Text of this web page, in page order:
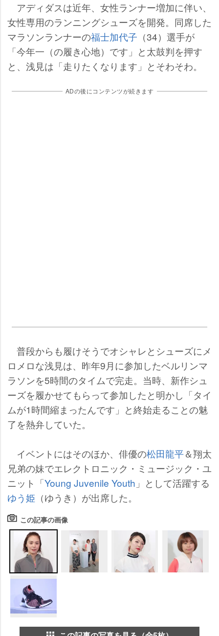
アディダスは近年、女性ランナー増加に伴い、
女性専用のランニングシューズを開発。同席した
マラソンランナーの福士加代子 （34）選手が
「今年一（の履き心地）です」と太鼓判を押す
と、浅見は「走りたくなります」とそわそわ。
ADの後にコンテンツが続きます
普段からも履けそうでオシャレとシューズにメ
ロメロな浅見は、昨年9月に参加したベルリンマ
ラソンを5時間のタイムで完走。当時、新作シュ
ーズを履かせてもらって参加したと明かし「タイ
ムが1時間縮まったんです」と終始走ることの魅
了を熱弁していた。
イベントにはそのほか、俳優の松田龍平＆翔太
兄弟の妹でエレクトロニック・ミュージック・ユ
ニット「Young Juvenile Youth 」として活躍する
ゆう姫 （ゆうき）が出席した。
この記事の画像